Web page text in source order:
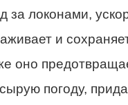
за локонами,
и
оно
погоду,